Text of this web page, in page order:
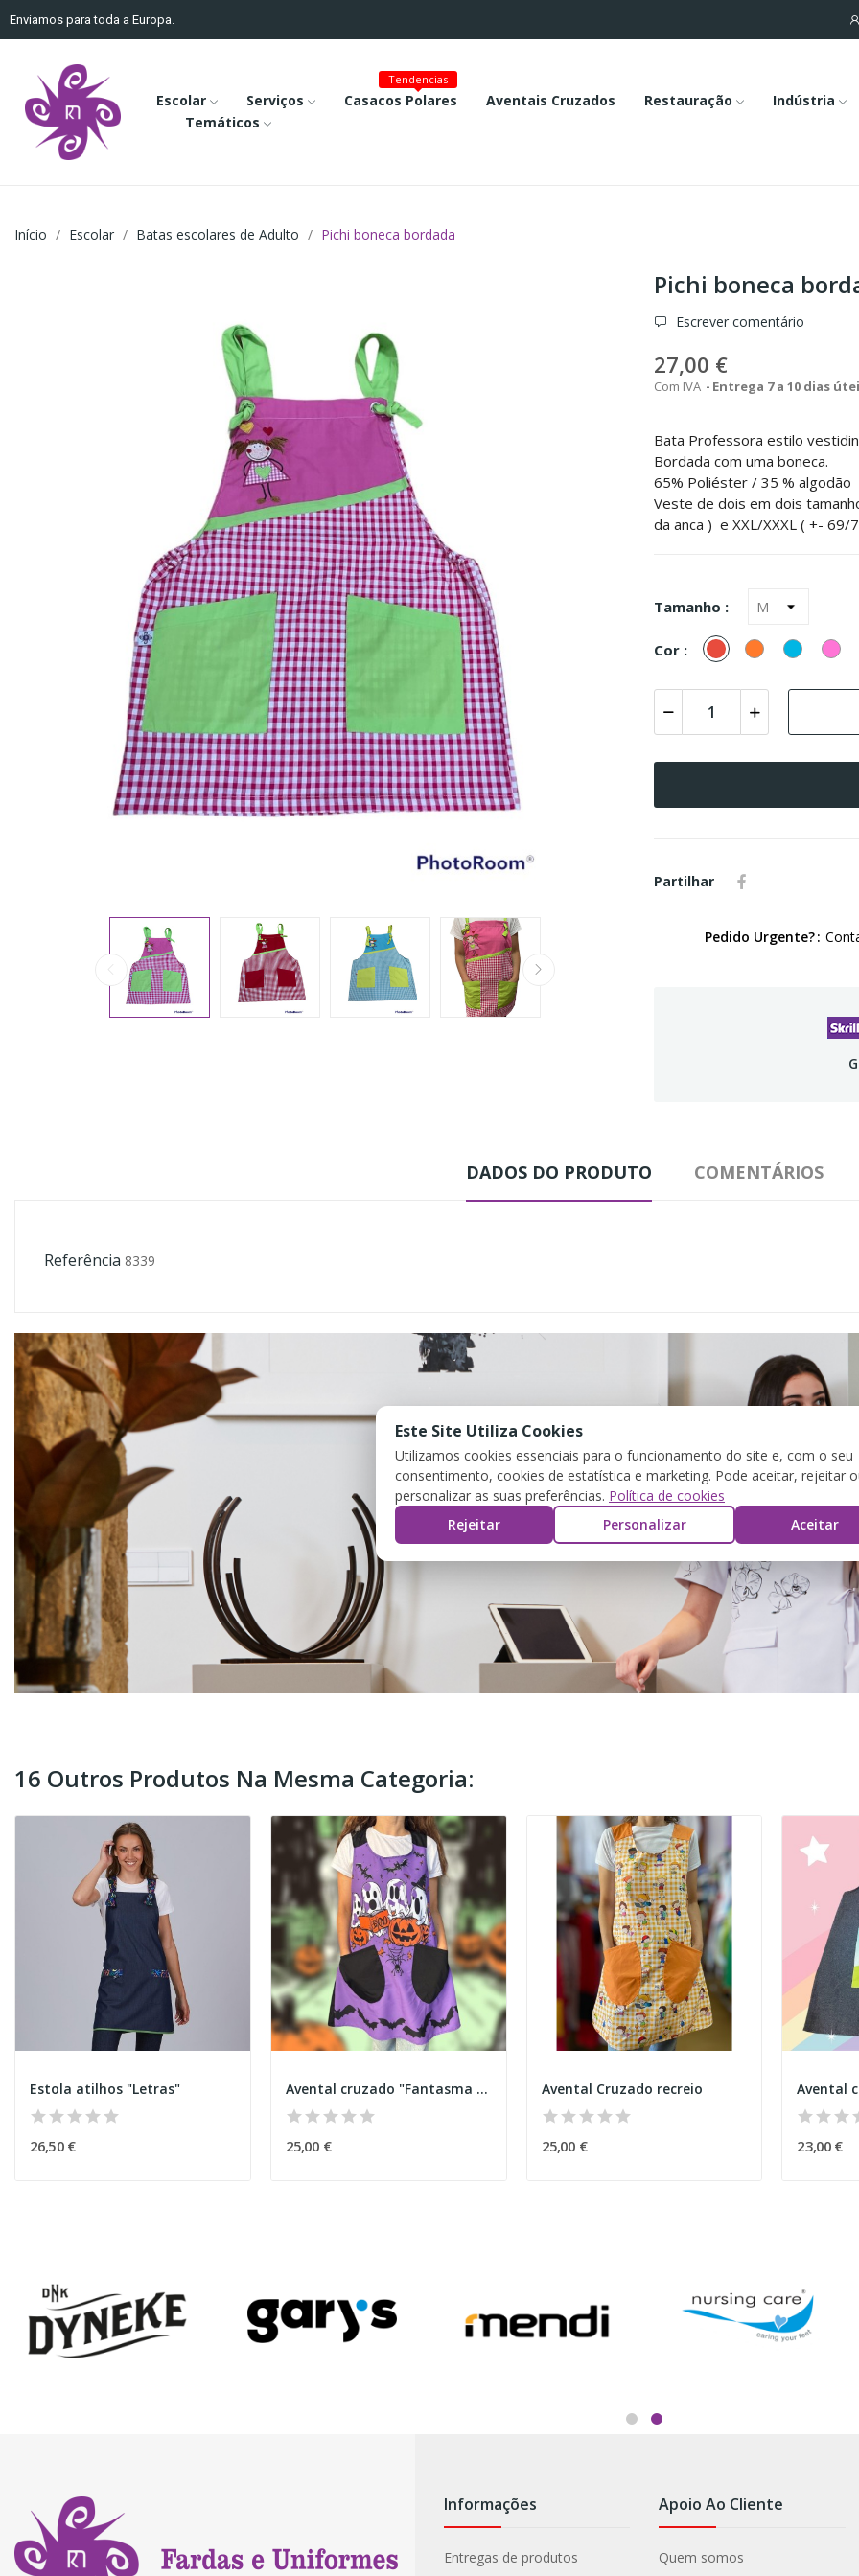
Enviamos para toda a Europa.
Escolar Serviços Casacos Polares
Tendencias
Aventais Cruzados Restauração
Indústria
Temáticos
Início Escolar Batas escolares de Adulto Pichi boneca bordada
Pichi boneca
Escrever comentário
27,00 €
Com IVA Entrega 7 a 10 dias
Bata Professora estilo
Bordada com uma boneca.
65% Poliéster / 35 % algodão
Veste de dois em dois
da anca ) e XXL/XXXL ( +- 69/
Tamanho :
Cor : VermelhoLaranjaTurquesa
(Azul)
Partilhar
Pedido Urgente?
DADOS DO PRODUTO COMENTÁRIOS
Referência 8339
16 Outros Produtos Na Mesma Categoria:
Estola atilhos "Letras"
26,50 €
Avental cruzado "Fantasma BOO" Halloween
25,00 €
Avental Cruzado recreio
25,00 € 23,00 €
Informações
Entregas de produtos
Apoio Ao Cliente
Quem somos
Este Site Utiliza Cookies
Utilizamos cookies essenciais para o funcionamento do site e, com o seu
consentimento, cookies de estatística e marketing. Pode aceitar, rejeitar
personalizar as suas preferências. Política de cookies
Rejeitar
Personalizar Aceitar